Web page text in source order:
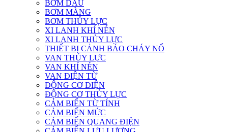
BƠM DẦU
BƠM MÀNG
BƠM THỦY LỰC
XI LANH KHÍ NÉN
XI LANH THỦY LỰC
THIẾT BỊ CẢNH BÁO CHÁY NỔ
VAN THỦY LỰC
VAN KHÍ NÉN
VAN ĐIỆN TỪ
ĐỘNG CƠ ĐIỆN
ĐỘNG CƠ THỦY LỰC
CẢM BIẾN TỪ TÍNH
CẢM BIẾN MỨC
CẢM BIẾN QUANG ĐIỆN